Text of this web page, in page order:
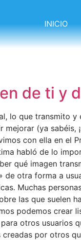
INICIO
de ti y
lo que transmito
(ya
con ella en el
habló de lo
qué imagen
otra forma a
Muchas
las que suelen
podemos crear
otros usuarios
por otros